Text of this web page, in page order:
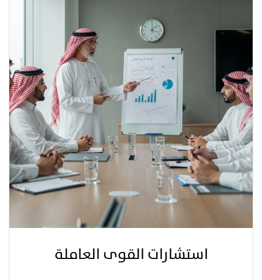
استشارات القوى العاملة